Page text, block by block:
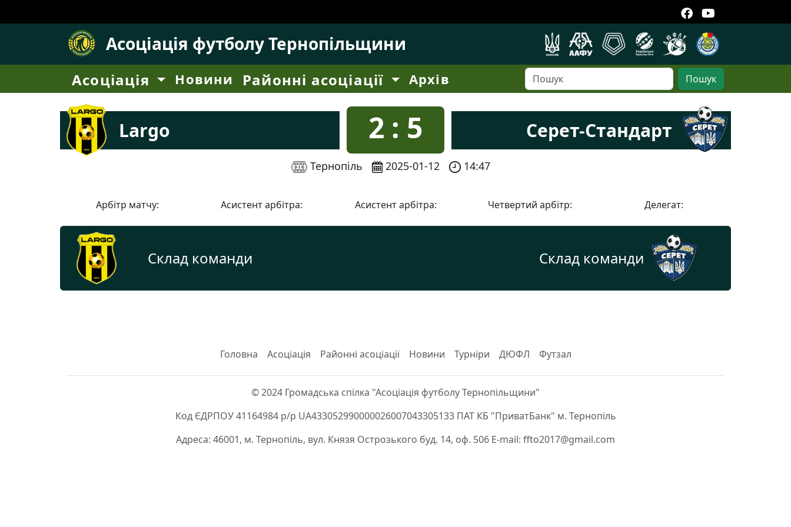
Асоціація футболу Тернопільщини
Асоціація Новини Районні асоціації Архів Пошук
Largo 2 : 5 Серет-Стандарт
Тернопіль 2025-01-12 14:47
Арбітр матчу: Асистент арбітра: Асистент арбітра: Четвертий арбітр: Делегат:
Склад команди Склад команди
Головна Асоціація Районні асоціації Новини Турніри ДЮФЛ Футзал
© 2024 Громадська спілка "Асоціація футболу Тернопільщини"
Код ЄДРПОУ 41164984 р/р UA433052990000026007043305133 ПАТ КБ "ПриватБанк" м. Тернопіль
Адреса: 46001, м. Тернопіль, вул. Князя Острозького буд. 14, оф. 506 E-mail: ffto2017@gmail.com